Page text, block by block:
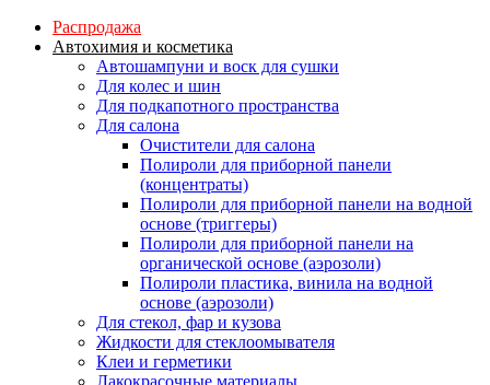
Распродажа
Автохимия и косметика
Автошампуни и воск для сушки
Для колес и шин
Для подкапотного пространства
Для салона
Очистители для салона
Полироли для приборной панели
(концентраты)
Полироли для приборной панели на водной
основе (триггеры)
Полироли для приборной панели на
органической основе (аэрозоли)
Полироли пластика, винила на водной
основе (аэрозоли)
Для стекол, фар и кузова
Жидкости для стеклоомывателя
Клеи и герметики
Лакокрасочные материалы